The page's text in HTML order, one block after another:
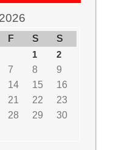
F S
S
1
2
7 8
9
14 15
16
21 22
23
28 29
30